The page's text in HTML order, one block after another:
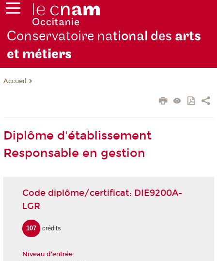
Conservatoire national des arts
et métiers
Accueil
Diplôme d'établissement
Responsable en gestion
Code diplôme/certificat: DIE9200A-
LGR
107 crédits
Niveau d'entrée